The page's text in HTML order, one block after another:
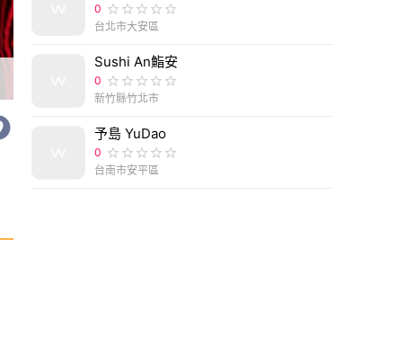
0
台北市大安區
Sushi An鮨安
0
新竹縣竹北市
予島 YuDao
0
台南市安平區